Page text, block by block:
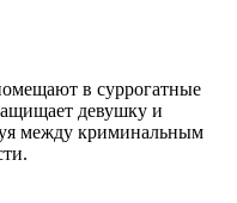
в суррогатные
девушку и
между криминальным